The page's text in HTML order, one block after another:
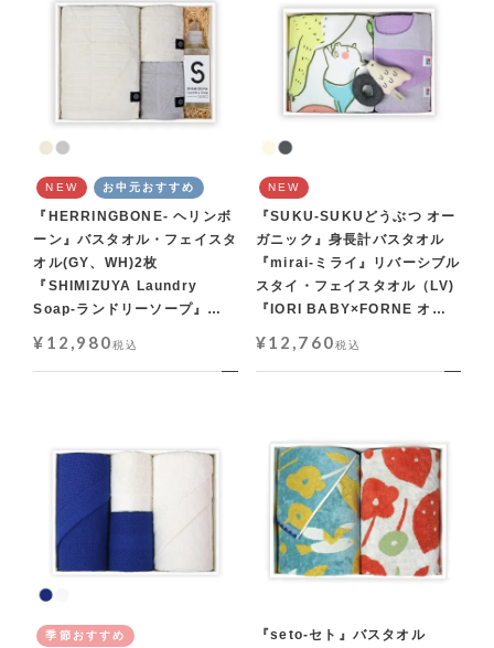
NEW お中元おすすめ
『HERRINGBONE- ヘリンボ
ーン』バスタオル・フェイスタ
オル(GY、WH)2枚
『SHIMIZUYA Laundry
Soap-ランドリーソープ』
¥ 12,980税込
NEW
『SUKU-SUKUどうぶつ オー
ガニック』身長計バスタオル
『mirai-ミライ』リバーシブル
スタイ・フェイスタオル（LV)
『IORI BABY×FORNE オー
ギフトセット【L箱】
¥12,760税込
季節おすすめ
『seto-セト』バスタオル